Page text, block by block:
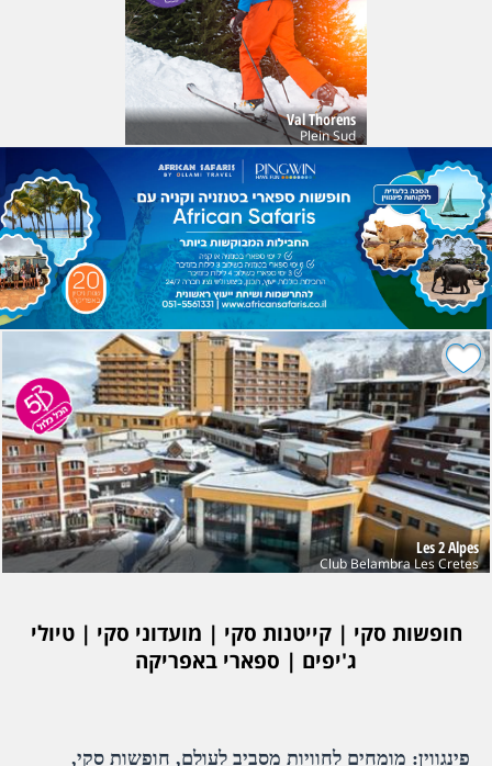
Val Thorens
Plein Sud
Les 2 Alpes
Club Belambra Les Cretes
חופשות סקי | קייטנות סקי | מועדוני סקי | טיולי
ג'יפים | ספארי באפריקה
פינגווין: מומחים לחוויות מסביב לעולם, חופשות סקי,